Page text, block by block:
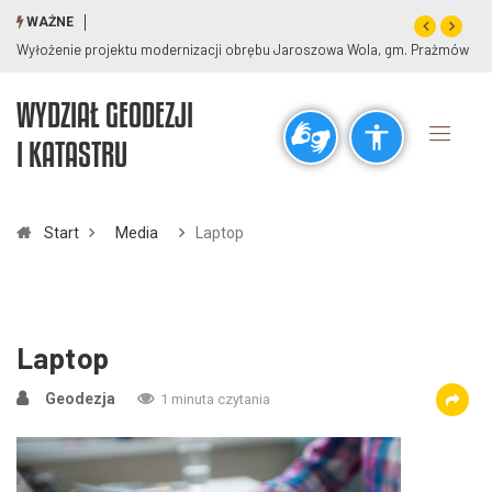
visibility_off title
add_circle_outline
WAŻNE
Wyłożenie projektu modernizacji obrębu Jaroszowa Wola, gm. Prażmów
WYDZIAŁ GEODEZJI
I KATASTRU
Start Media Laptop
Laptop
Geodezja 1 minuta czytania